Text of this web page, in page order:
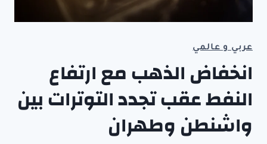
عربي و عالمي
انخفاض الذهب مع ارتفاع
النفط عقب تجدد التوترات بين
واشنطن وطهران